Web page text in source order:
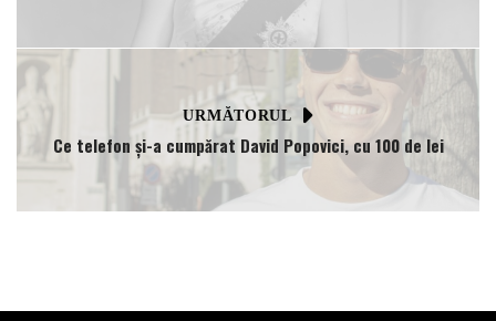
URMĂTORUL
Ce telefon şi-a cumpărat David Popovici, cu 100 de lei